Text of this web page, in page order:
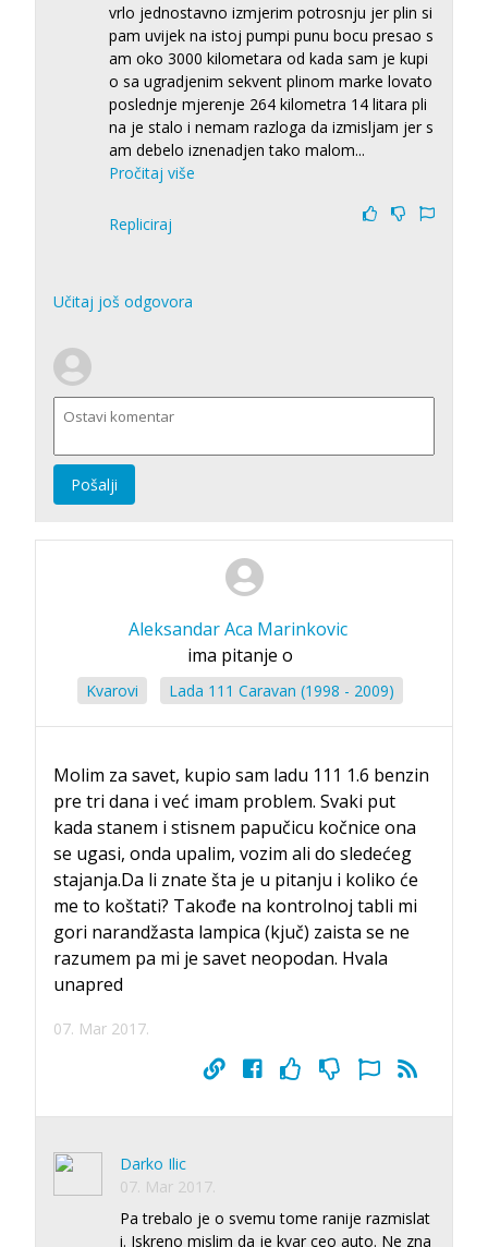
vrlo jednostavno izmjerim potrosnju jer plin si
pam uvijek na istoj pumpi punu bocu presao s
am oko 3000 kilometara od kada sam je kupi
o sa ugradjenim sekvent plinom marke lovato
poslednje mjerenje 264 kilometra 14 litara pli
na je stalo i nemam razloga da izmisljam jer s
am debelo iznenadjen tako malom...
Pročitaj više
Repliciraj
Učitaj još odgovora
Pošalji
Aleksandar Aca Marinkovic
ima pitanje o
Kvarovi Lada 111 Caravan (1998 - 2009)
Molim za savet, kupio sam ladu 111 1.6 benzin
pre tri dana i već imam problem. Svaki put
kada stanem i stisnem papučicu kočnice ona
se ugasi, onda upalim, vozim ali do sledećeg
stajanja.Da li znate šta je u pitanju i koliko će
me to koštati? Takođe na kontrolnoj tabli mi
gori narandžasta lampica (kjuč) zaista se ne
razumem pa mi je savet neopodan. Hvala
unapred
07. Mar 2017.
Darko Ilic
07. Mar 2017.
Pa trebalo je o svemu tome ranije razmislat
i. Iskreno mislim da je kvar ceo auto. Ne zna